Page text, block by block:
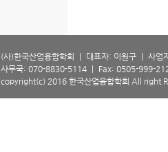
(사)한국산업융합학회 ㅣ 대표자: 이원구 ㅣ 사
사무국: 070-8830-5114 ㅣ Fax: 0505-999-
copyright(c) 2016 한국산업융합학회 All right